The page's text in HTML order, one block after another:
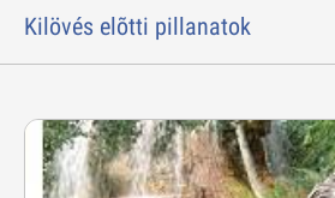
Kilövés elõtti pillanatok